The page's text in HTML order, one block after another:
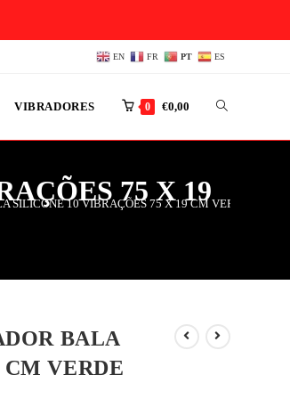
EN FR PT ES
VIBRADORES 0 €0,00
75 X 19
SILICONE 10 VIBRAÇÕES 75 X 19 CM VERDE
BALA
VERDE